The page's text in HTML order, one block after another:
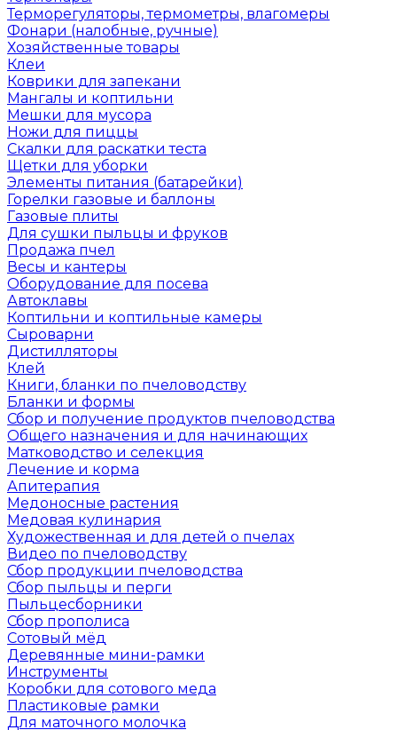
Терморегуляторы, термометры, влагомеры
Фонари (налобные, ручные)
Хозяйственные товары
Клеи
Коврики для запекани
Мангалы и коптильни
Мешки для мусора
Ножи для пиццы
Скалки для раскатки теста
Щетки для уборки
Элементы питания (батарейки)
Горелки газовые и баллоны
Газовые плиты
Для сушки пыльцы и фруков
Продажа пчел
Весы и кантеры
Оборудование для посева
Автоклавы
Коптильни и коптильные камеры
Сыроварни
Дистилляторы
Клей
Книги, бланки по пчеловодству
Бланки и формы
Сбор и получение продуктов пчеловодства
Общего назначения и для начинающих
Матководство и селекция
Лечение и корма
Апитерапия
Медоносные растения
Медовая кулинария
Художественная и для детей о пчелах
Видео по пчеловодству
Сбор продукции пчеловодства
Сбор пыльцы и перги
Пыльцесборники
Сбор прополиса
Сотовый мёд
Деревянные мини-рамки
Инструменты
Коробки для сотового меда
Пластиковые рамки
Для маточного молочка